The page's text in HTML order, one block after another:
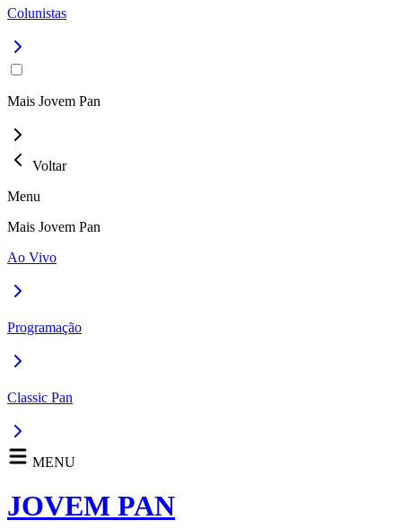
Colunistas
Mais Jovem Pan
Voltar
Menu
Mais Jovem Pan
Ao Vivo
Programação
Classic Pan
MENU
JOVEM PAN